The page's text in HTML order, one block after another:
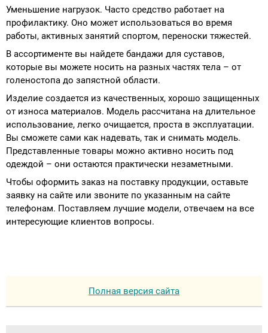
Уменьшение нагрузок. Часто средство работает на
профилактику. Оно может использоваться во время
работы, активных занятий спортом, переноски тяжестей.
В ассортименте вы найдете бандажи для суставов,
которые вы можете носить на разных частях тела – от
голеностопа до запястной области.
Изделие создается из качественных, хорошо защищенных
от износа материалов. Модель рассчитана на длительное
использование, легко очищается, проста в эксплуатации.
Вы сможете сами как надевать, так и снимать модель.
Представленные товары можно активно носить под
одеждой – они остаются практически незаметными.
Чтобы оформить заказ на поставку продукции, оставьте
заявку на сайте или звоните по указанным на сайте
телефонам. Поставляем лучшие модели, отвечаем на все
интересующие клиентов вопросы.
Полная версия сайта